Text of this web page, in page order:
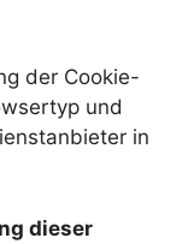
der Cookie-
und
in
dieser